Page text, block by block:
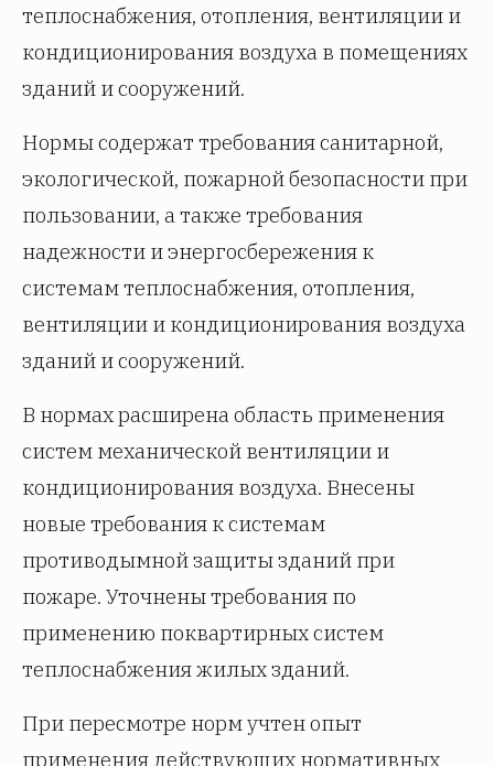
теплоснабжения, отопления, вентиляции и
кондиционирования воздуха в помещениях
зданий и сооружений.
Нормы содержат требования санитарной,
экологической, пожарной безопасности при
пользовании, а также требования
надежности и энергосбережения к
системам теплоснабжения, отопления,
вентиляции и кондиционирования воздуха
зданий и сооружений.
В нормах расширена область применения
систем механической вентиляции и
кондиционирования воздуха. Внесены
новые требования к системам
противодымной защиты зданий при
пожаре. Уточнены требования по
применению поквартирных систем
теплоснабжения жилых зданий.
При пересмотре норм учтен опыт
применения действующих нормативных